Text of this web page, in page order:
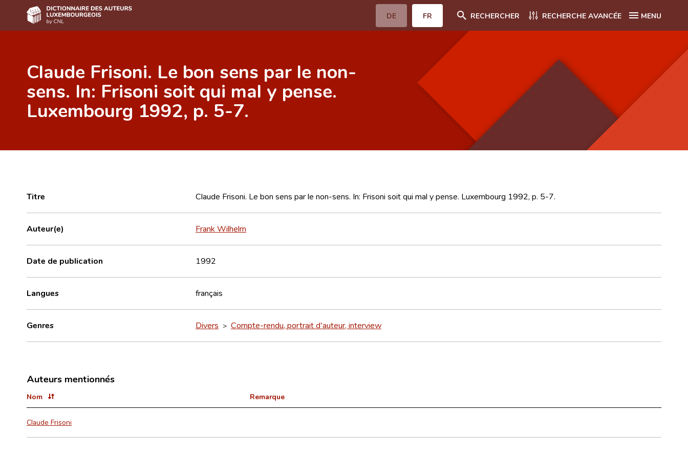
DE FR RECHERCHER RECHERCHE AVANCÉE MENU
Auteur(e)s A-Z
Recherche avancée
Foire aux questions
Équipe scientifique
Claude Frisoni. Le bon sens par le non-
sens. In: Frisoni soit qui mal y pense.
Luxembourg 1992, p. 5-7.
Titre Claude Frisoni. Le bon sens par le non-sens. In: Frisoni soit qui mal y pense. Luxembourg 1992, p. 5-7.
Auteur(e) Frank Wilhelm
Date de publication 1992
Langues français
Genres Divers > Compte-rendu, portrait d'auteur, interview
Auteurs mentionnés
Nom Remarque
Claude Frisoni